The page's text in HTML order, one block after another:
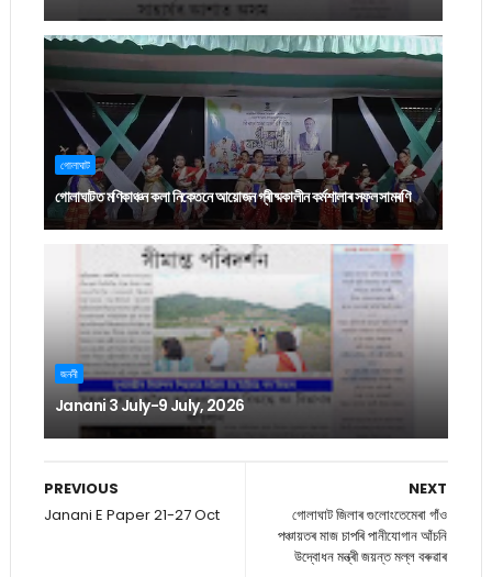
গোলাঘাট
গোলাঘাটত মণিকাঞ্চন কলা নিকেতনে আয়োজন গ্ৰীষ্মকালীন কৰ্মশালাৰ সফল সামৰণি
জননী
Janani 3 July-9 July, 2026
NEXT
গোলাঘাট জিলাৰ গুলোংতেমেৰা গাঁও
পঞ্চায়তৰ মাজ চাপৰি পানীযোগান আঁচনি
উদ্বোধন মন্ত্ৰী জয়ন্ত মল্ল বৰুৱাৰ
PREVIOUS
Janani E Paper 21-27 Oct